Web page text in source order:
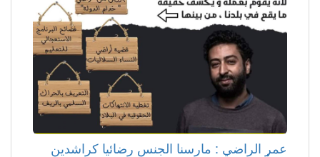
عمر الراضي : مارسنا الجنس رضائيا كراشدين